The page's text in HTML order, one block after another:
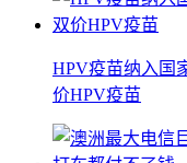
HPV疫苗纳入国
价HPV疫苗